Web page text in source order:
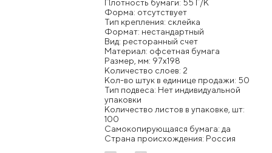
Плотность бумаги: 55 Г/К
Форма: отсутствует
Тип крепления: склейка
Формат: нестандартный
Вид: ресторанный счет
Материал: офсетная бумага
Размер, мм: 97x198
Количество слоев: 2
Кол-во штук в единице продажи: 50
Тип подвеса: Нет индивидуальной
упаковки
Количество листов в упаковке, шт:
100
Самокопирующаяся бумага: да
Страна происхождения: Россия